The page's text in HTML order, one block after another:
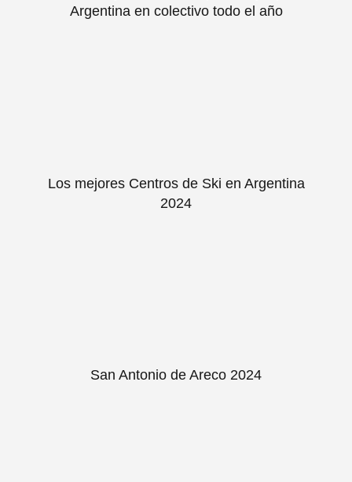
Argentina en colectivo todo el año
Los mejores Centros de Ski en Argentina
2024
San Antonio de Areco 2024